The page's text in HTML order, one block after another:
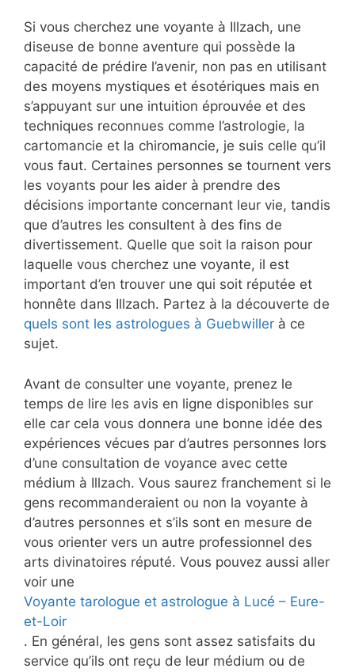
Si vous cherchez une voyante à Illzach, une
diseuse de bonne aventure qui possède la
capacité de prédire l’avenir, non pas en utilisant
des moyens mystiques et ésotériques mais en
s’appuyant sur une intuition éprouvée et des
techniques reconnues comme l’astrologie, la
cartomancie et la chiromancie, je suis celle qu’il
vous faut. Certaines personnes se tournent vers
les voyants pour les aider à prendre des
décisions importante concernant leur vie, tandis
que d’autres les consultent à des fins de
divertissement. Quelle que soit la raison pour
laquelle vous cherchez une voyante, il est
important d’en trouver une qui soit réputée et
honnête dans Illzach. Partez à la découverte de
quels sont les astrologues à Guebwiller à ce
sujet.
Avant de consulter une voyante, prenez le
temps de lire les avis en ligne disponibles sur
elle car cela vous donnera une bonne idée des
expériences vécues par d’autres personnes lors
d’une consultation de voyance avec cette
médium à Illzach. Vous saurez franchement si le
gens recommanderaient ou non la voyante à
d’autres personnes et s’ils sont en mesure de
vous orienter vers un autre professionnel des
arts divinatoires réputé. Vous pouvez aussi aller
voir une
Voyante tarologue et astrologue à Lucé – Eure-
et-Loir
. En général, les gens sont assez satisfaits du
service qu’ils ont reçu de leur médium ou de